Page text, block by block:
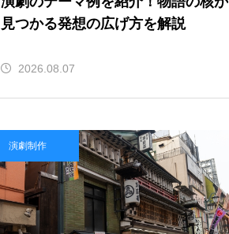
見つかる発想の広げ方を解説
2026.08.07
演劇制作